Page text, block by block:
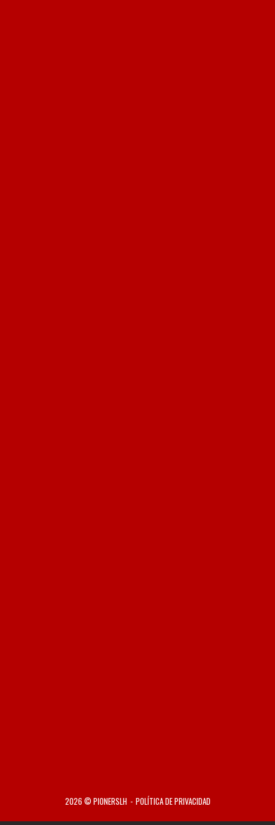
2026 © PIONERSLH POLÍTICA DE PRIVACIDAD